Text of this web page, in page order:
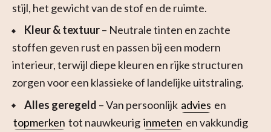
stijl, het gewicht van de stof en de ruimte.
Kleur & textuur– Neutrale tinten en zachte
stoffen geven rust en passen bij een modern
interieur, terwijl diepe kleuren en rijke structuren
zorgen voor een klassieke of landelijke uitstraling.
Alles geregeld – Van persoonlijk advies en
topmerken tot nauwkeurig inmeten en vakkundig